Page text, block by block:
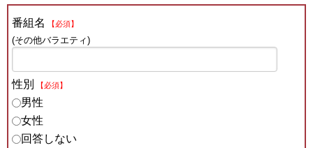
番組名 【必須】
(その他バラエティ)
性別 【必須】
男性
女性
回答しない